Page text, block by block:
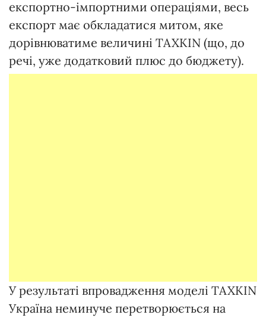
експортно-імпортними операціями, весь
експорт має обкладатися митом, яке
дорівнюватиме величині TAXKIN (що, до
речі, уже додатковий плюс до бюджету).
У результаті впровадження моделі TAXKIN
Україна неминуче перетворюється на